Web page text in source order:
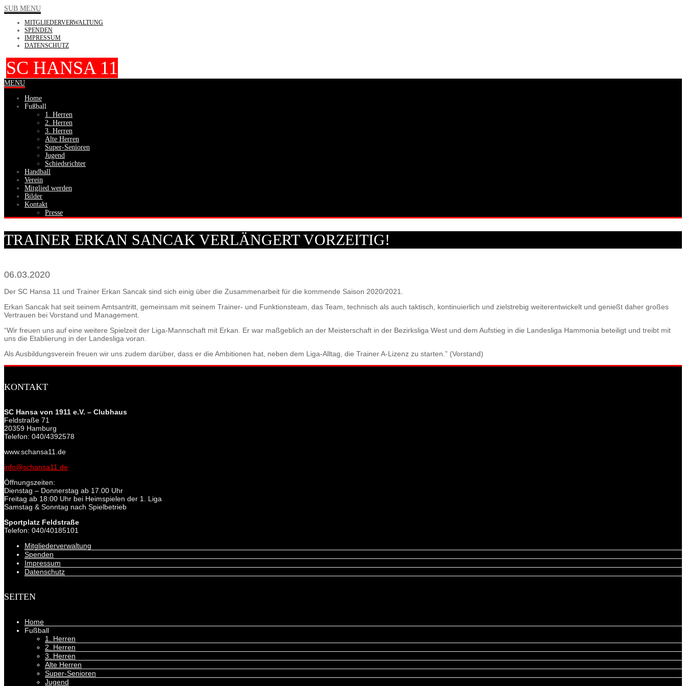
SUB MENU
MITGLIEDERVERWALTUNG
SPENDEN
IMPRESSUM
DATENSCHUTZ
SC HANSA 11
MENU
Home
Fußball
1. Herren
2. Herren
3. Herren
Alte Herren
Super-Senioren
Jugend
Schiedsrichter
Handball
Verein
Mitglied werden
Bilder
Kontakt
Presse
TRAINER ERKAN SANCAK VERLÄNGERT VORZEITIG!
06.03.2020
Der SC Hansa 11 und Trainer Erkan Sancak sind sich einig über die Zusammenarbeit für die kommende Saison 2020/2021.
Erkan Sancak hat seit seinem Amtsantritt, gemeinsam mit seinem Trainer- und Funktionsteam, das Team, technisch als auch taktisch, kontinuierlich und zielstrebig weiterentwickelt und genießt daher großes
Vertrauen bei Vorstand und Management.
“Wir freuen uns auf eine weitere Spielzeit der Liga-Mannschaft mit Erkan. Er war maßgeblich an der Meisterschaft in der Bezirksliga West und dem Aufstieg in die Landesliga Hammonia beteiligt und treibt mit
uns die Etablierung in der Landesliga voran.
Als Ausbildungsverein freuen wir uns zudem darüber, dass er die Ambitionen hat, neben dem Liga-Alltag, die Trainer A-Lizenz zu starten.” (Vorstand)
KONTAKT
SC Hansa von 1911 e.V. – Clubhaus
Feldstraße 71
20359 Hamburg
Telefon: 040/4392578
www.schansa11.de
info@schansa11.de
Öffnungszeiten:
Dienstag – Donnerstag ab 17.00 Uhr
Freitag ab 18:00 Uhr bei Heimspielen der 1. Liga
Samstag & Sonntag nach Spielbetrieb
Sportplatz Feldstraße
Telefon: 040/40185101
Mitgliederverwaltung
Spenden
Impressum
Datenschutz
SEITEN
Home
Fußball
1. Herren
2. Herren
3. Herren
Alte Herren
Super-Senioren
Jugend